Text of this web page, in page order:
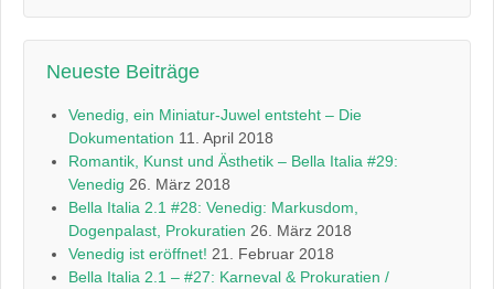
Neueste Beiträge
Venedig, ein Miniatur-Juwel entsteht – Die
Dokumentation 11. April 2018
Romantik, Kunst und Ästhetik – Bella Italia #29:
Venedig 26. März 2018
Bella Italia 2.1 #28: Venedig: Markusdom,
Dogenpalast, Prokuratien 26. März 2018
Venedig ist eröffnet! 21. Februar 2018
Bella Italia 2.1 – #27: Karneval & Prokuratien /